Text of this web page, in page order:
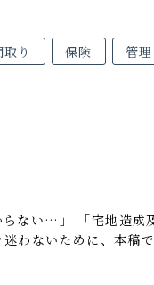
取り 保険 管理
らない…」 「宅地造成
わないために、本稿